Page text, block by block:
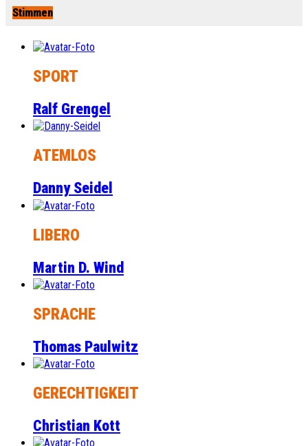
Stimmen
SPORT
Ralf Grengel
ATEMLOS
Danny Seidel
LIBERO
Martin D. Wind
SPRACHE
Thomas Paulwitz
GERECHTIGKEIT
Christian Kott